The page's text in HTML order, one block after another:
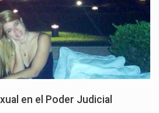
en el Poder Judicial